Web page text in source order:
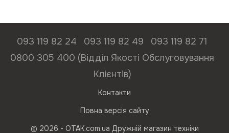
093 119 82 24 093 119 82 49
093 119 82 71
0800 305 400 (Відділ Якості Обслуговування
Клієнтів)
Контакти
Повна версія сайту
© 2026 - ОТАК.com.ua Дружній магазин техніки